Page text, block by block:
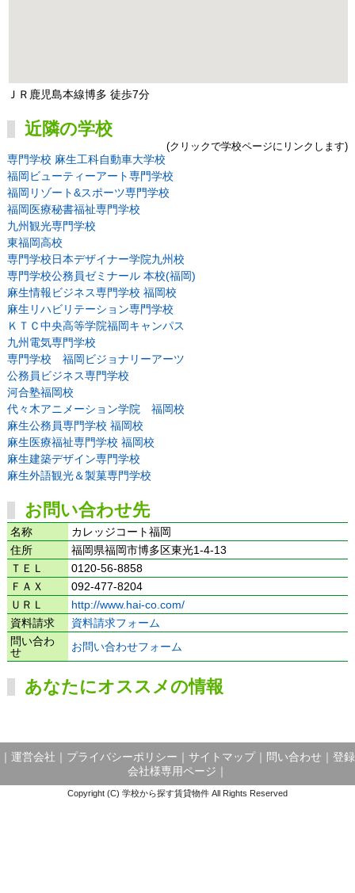
ＪＲ鹿児島本線博多 徒歩7分
近隣の学校
(クリックで学校ページにリンクします)
専門学校 麻生工科自動車大学校
福岡ビューティーアート専門学校
福岡リゾート&スポーツ専門学校
福岡医療秘書福祉専門学校
九州観光専門学校
東福岡高校
専門学校日本デザイナー学院九州校
専門学校公務員ゼミナール 本校(福岡)
麻生情報ビジネス専門学校 福岡校
麻生リハビリテーション専門学校
ＫＴＣ中央高等学院福岡キャンパス
九州電気専門学校
専門学校 福岡ビジョナリーアーツ
公務員ビジネス専門学校
河合塾福岡校
代々木アニメーション学院 福岡校
麻生公務員専門学校 福岡校
麻生医療福祉専門学校 福岡校
麻生建築デザイン専門学校
麻生外語観光＆製菓専門学校
お問い合わせ先
名称
カレッジコート福岡
住所
福岡県福岡市博多区東光1-4-13
ＴＥＬ
0120-56-8858
ＦＡＸ
092-477-8204
ＵＲＬ
http://www.hai-co.com/
資料請求
資料請求フォーム
問い合わ
せ
お問い合わせフォーム
あなたにオススメの情報
運営会社 プライバシーポリシー サイトマップ｜ 問い合わせ
登録
会社様専用ページ
Copyright (C) 学校から探す賃貸物件 All Rights Reserved